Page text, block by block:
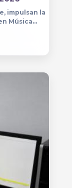
impulsan la
Música